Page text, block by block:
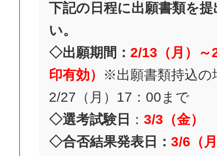
下記の日程に出願書類を
い。
◇出願期間： 2/13 （月）
印有効）
※出願書類持込の
2/27 （月）17：00まで
◇選考試験日
： 3/3（金）
◇合否結果発表日： 3/6（